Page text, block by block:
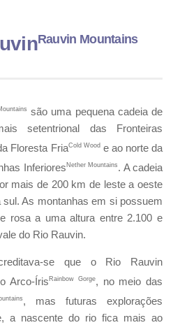
Rauvin Mountains
são uma pequena cadeia de
setentrional das Fronteiras
Floresta FriaCold Woode ao norte da
Inferiores Nether Mountains . A cadeia
mais de 200 km de leste a oeste
As montanhas em si possuem
rosa a uma altura entre 2.100 e
do Rio Rauvin.
se que o Rio Rauvin
Arco-Íris Rainbow Gorge, no meio das
, mas futuras explorações
a nascente do rio fica mais ao